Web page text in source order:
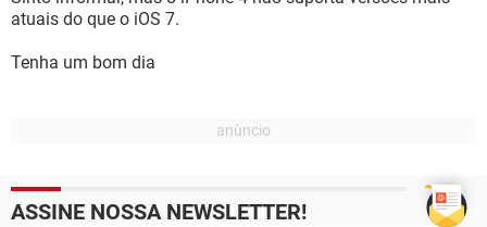
atuais do que o iOS 7.
Tenha um bom dia
ASSINE NOSSA NEWSLETTER!